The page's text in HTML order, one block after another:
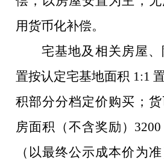
用货币化补偿。
宅基地及相关房屋
置按认定宅基地面积 1:1
积部分分档定价购买；
房面积（不含奖励）
（以最终公示成本价为